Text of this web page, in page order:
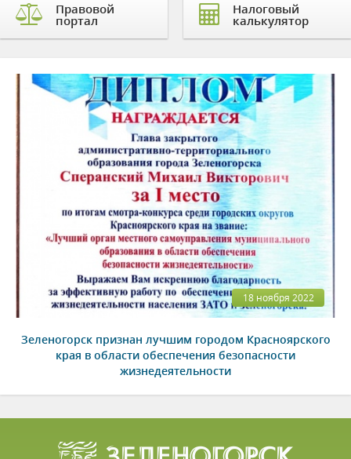
Правовой
портал
Налоговый
калькулятор
18 ноября 2022
Зеленогорск признан лучшим городом Красноярского
края в области обеспечения безопасности
жизнедеятельности